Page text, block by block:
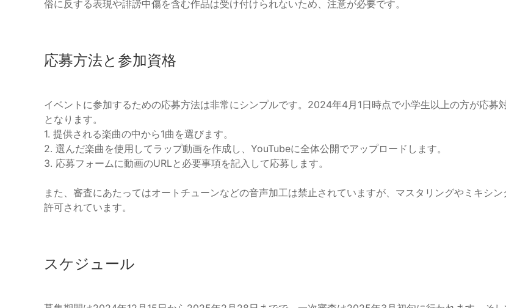
俗に反する表現や誹謗中傷を含む作品は受け付けられないため、注意が必要です。
応募方法と参加資格
イベントに参加するための応募方法は非常にシンプルです。2024年4月1日時点で小学生以上の方が応募
となります。
1. 提供される楽曲の中から1曲を選びます。
2. 選んだ楽曲を使用してラップ動画を作成し、YouTubeに全体公開でアップロードします。
3. 応募フォームに動画のURLと必要事項を記入して応募します。
また、審査にあたってはオートチューンなどの音声加工は禁止されていますが、マスタリングやミキシン
許可されています。
スケジュール